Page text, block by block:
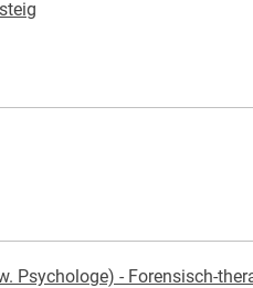
Psychologe) - Forensisch-